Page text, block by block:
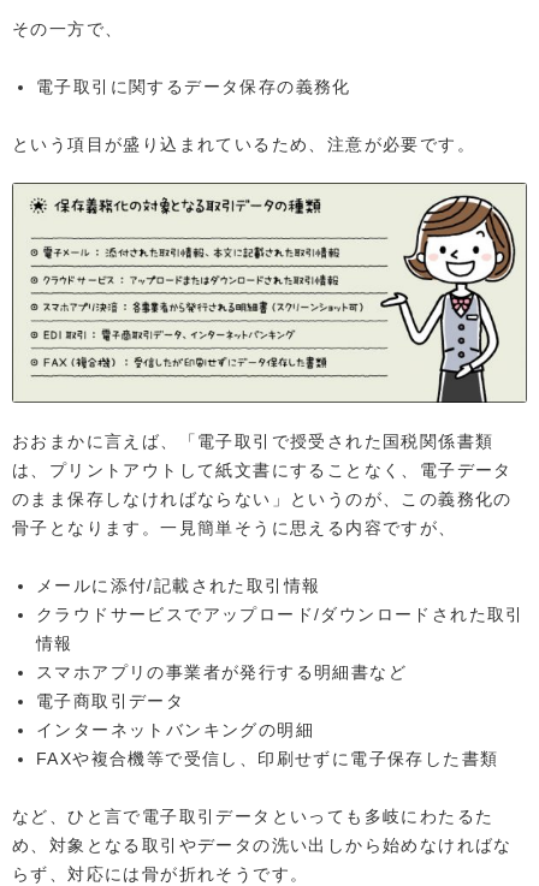
その一方で、
電子取引に関するデータ保存の義務化
という項目が盛り込まれているため、注意が必要です。
おおまかに言えば、「電子取引で授受された国税関係書類
は、プリントアウトして紙文書にすることなく、電子データ
のまま保存しなければならない」というのが、この義務化の
骨子となります。一見簡単そうに思える内容ですが、
メールに添付/記載された取引情報
クラウドサービスでアップロード/ダウンロードされた取引
情報
スマホアプリの事業者が発行する明細書など
電子商取引データ
インターネットバンキングの明細
FAXや複合機等で受信し、印刷せずに電子保存した書類
など、ひと言で電子取引データといっても多岐にわたるた
め、対象となる取引やデータの洗い出しから始めなければな
らず、対応には骨が折れそうです。